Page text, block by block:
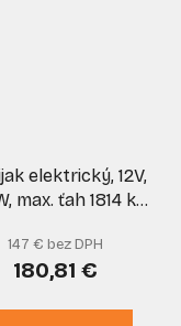
elektrický, 12V,
max. ťah 1814 kg,
MAR-POL
147 € bez DPH
180,81 €